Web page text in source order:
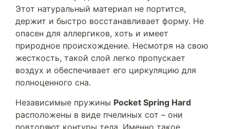
Этот натуральный материал не портится,
держит и быстро восстанавливает форму. Не
опасен для аллергиков, хоть и имеет
природное происхождение. Несмотря на свою
жесткость, такой слой легко пропускает
воздух и обеспечивает его циркуляцию для
полноценного сна.
Независимые пружины Pocket Spring Hard
расположены в виде пчелиных сот – они
повторяют контуры тела. Именно такое